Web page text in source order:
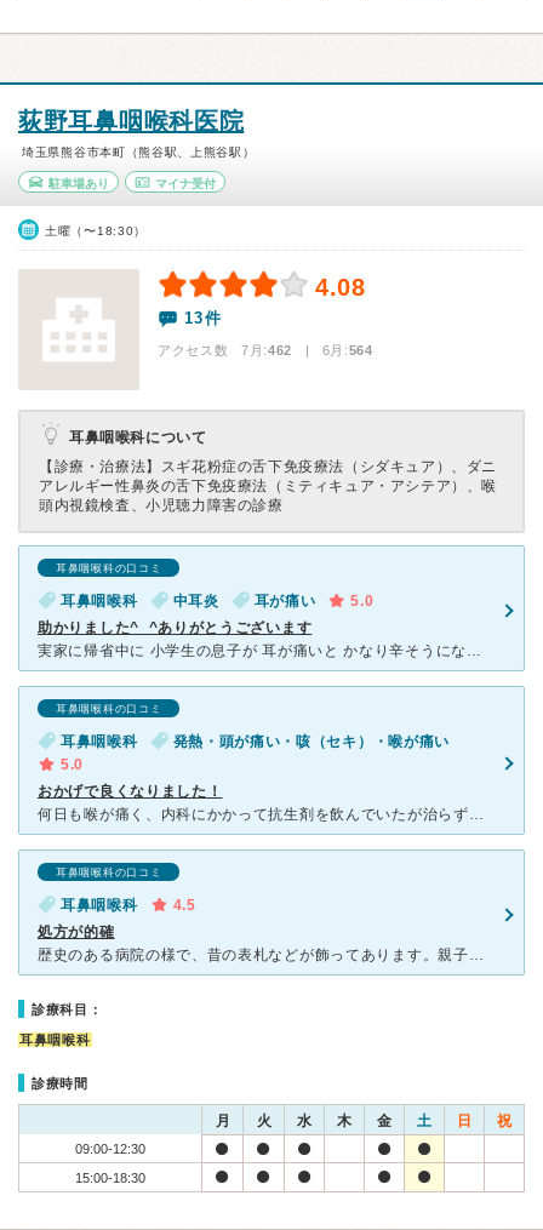
荻野耳鼻咽喉科医院
埼玉県熊谷市本町（熊谷駅、上熊谷駅）
駐車場あり マイナ受付
土曜（〜18:30）
4.08
13件
アクセス数 7月:462 | 6月:564
耳鼻咽喉科について
【診療・治療法】 スギ花粉症の舌下免疫療法（シダキュア）、ダニ
アレルギー性鼻炎の舌下免疫療法（ミティキュア・アシテア）、喉
頭内視鏡検査、小児聴力障害の診療
耳鼻咽喉科の口コミ
耳鼻咽喉科 中耳炎 耳が痛い
5.0
助かりました^_^ありがとうございます
実家に帰省中に 小学生の息子が 耳が痛いと かなり辛そうになってしまい、 それが土曜日の午後というのもあり、 どうしたらよいか困りましたが、、 検索して土曜日午後も診療していた こちらの
耳鼻咽喉科の口コミ
耳鼻咽喉科
発熱・頭が痛い・咳（セキ）・喉が痛い
5.0
おかげで良くなりました！
何日も喉が痛く、内科にかかって抗生剤を飲んでいたが治らず、38度以上発熱したので他の内科に行ったら、耳鼻科にも行くことを勧められ、子供が行っているいつもめちゃめちゃ混んでいる耳鼻科に電話したら、初めて
耳鼻咽喉科の口コミ
耳鼻咽喉科
4.5
処方が的確
歴史のある病院の様で、昔の表札などが飾ってあります。親子でお世話になっています。多少混んでいても先生の診察が早いのであまり待ちません。先生の早技？で、怖がりの我が子でも本泣きになる前に診察が終わり助か
診療科目：
耳鼻咽喉科
診療時間
月 火 水 木 金 土 日 祝
09:00-12:30
15:00-18:30